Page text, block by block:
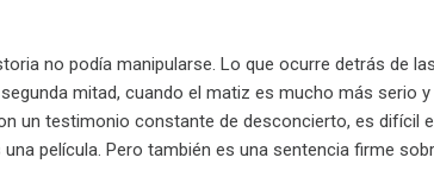
no podía manipularse. Lo que ocurre detrás de
mitad, cuando el matiz es mucho más serio
un testimonio constante de desconcierto, es
película. Pero también es una sentencia firme